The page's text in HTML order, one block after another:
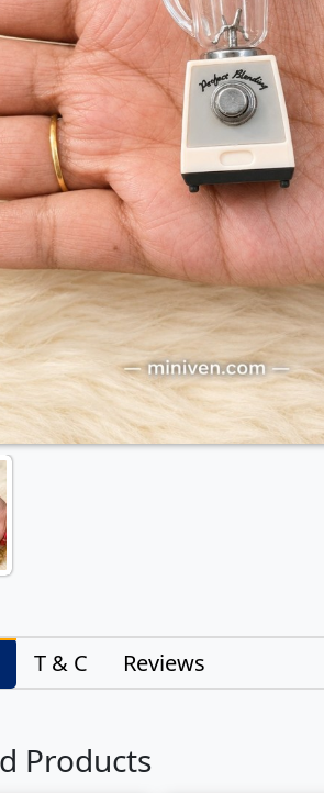
T & C Reviews
Products